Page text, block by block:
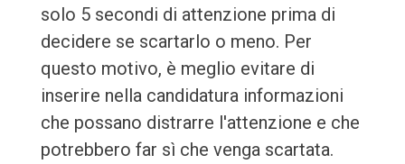
solo 5 secondi di attenzione prima di
decidere se scartarlo o meno. Per
questo motivo, è meglio evitare di
inserire nella candidatura informazioni
che possano distrarre l'attenzione e che
potrebbero far sì che venga scartata.